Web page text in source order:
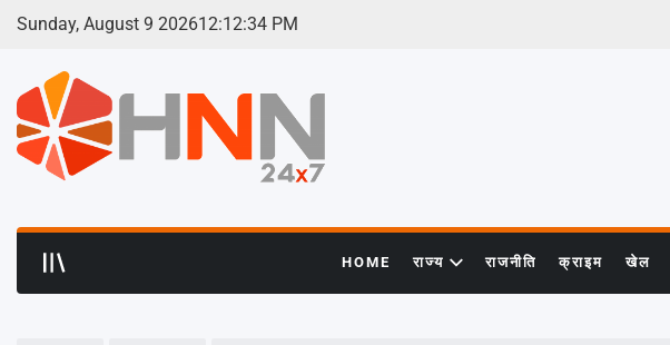
Skip
Sunday, August 9 202612:12:35 PM
HOME राज्य राजनीति क्राइम खेल